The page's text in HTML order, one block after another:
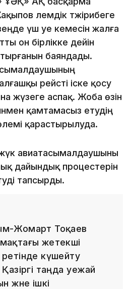
әлемдік тәжірибеге
үш әуе кемесін жалға
он бірлікке дейін
баяндады.
рейсті іске қосу
жүзеге аспақ. Жоба өзін
қамтамасыз етудің
қарастырылуда.
авиатасымалдаушыны
дайындық процестерін
тапсырды.
Жомарт Тоқаев
жетекші
күшейту
таңда әуежай
және ішкі